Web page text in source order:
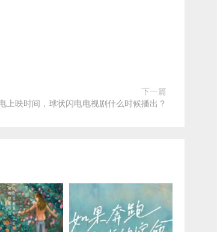
下一篇
上映时间，球状闪电电视剧什么时候播出？